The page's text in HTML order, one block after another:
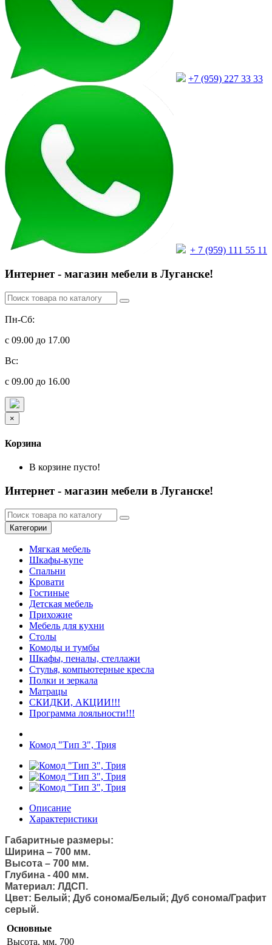
+7 (959) 227 33 33
+ 7 (959) 111 55 11
Интернет - магазин мебели в Луганске!
Пн-Сб:
с 09.00 до 17.00
Вс:
с 09.00 до 16.00
×
Корзина
В корзине пусто!
Интернет - магазин мебели в Луганске!
Категории
Мягкая мебель
Шкафы-купе
Спальни
Кровати
Гостиные
Детская мебель
Прихожие
Мебель для кухни
Столы
Комоды и тумбы
Шкафы, пеналы, стеллажи
Стулья, компьютерные кресла
Полки и зеркала
Матрацы
СКИДКИ, АКЦИИ!!!
Программа лояльности!!!
Комод "Тип 3", Трия
Описание
Характеристики
Габаритные размеры:
Ширина – 700 мм.
Высота – 700 мм.
Глубина - 400 мм.
Материал: ЛДСП.
Цвет: Белый; Дуб сонома/Белый; Дуб сонома/Графит
серый.
Основные
Высота, мм. 700